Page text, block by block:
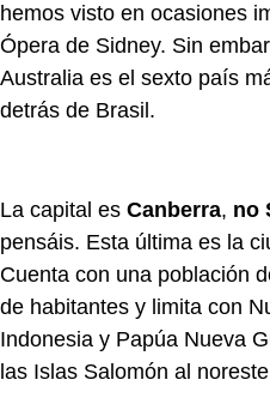
hemos visto en ocasiones
Ópera de Sidney. Sin
Australia es el sexto país
detrás de Brasil.
La capital es Canberra, no
pensáis. Esta última es la
Cuenta con una población
de habitantes y limita con
Indonesia y Papúa Nueva
las Islas Salomón al